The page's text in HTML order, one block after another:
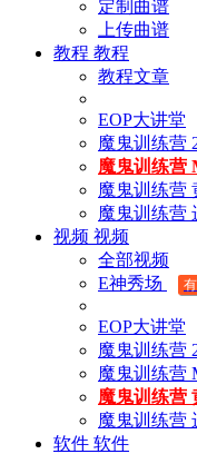
定制曲谱
上传曲谱
教程 教程
教程文章
EOP大讲堂
魔鬼训练营
魔鬼训练营
魔鬼训练营
魔鬼训练营
视频 视频
全部视频
E神秀场
EOP大讲堂
魔鬼训练营
魔鬼训练营
魔鬼训练营
魔鬼训练营
软件 软件